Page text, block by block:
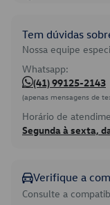
Tem dúvidas
Nossa equipe
Whatsapp:
(41) 99125-2143
(apenas mensagens de
Horário de
Segunda à sexta,
Verifique a
Consulte a